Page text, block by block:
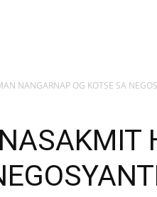
NANGARNAP OG KOTSE SA